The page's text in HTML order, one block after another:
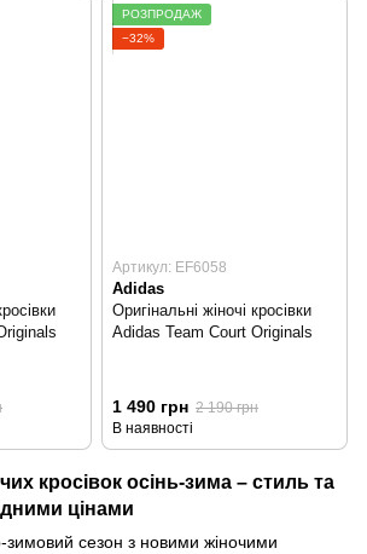
РОЗПРОДАЖ
−32%
Артикул: EF6058
Adidas
Оригінальні жіночі кросівки
Adidas Team Court Originals
1 490 грн 2 190 грн
В наявності
кросівок осінь-зима – стиль та
цінами
зимовий сезон з новими жіночими